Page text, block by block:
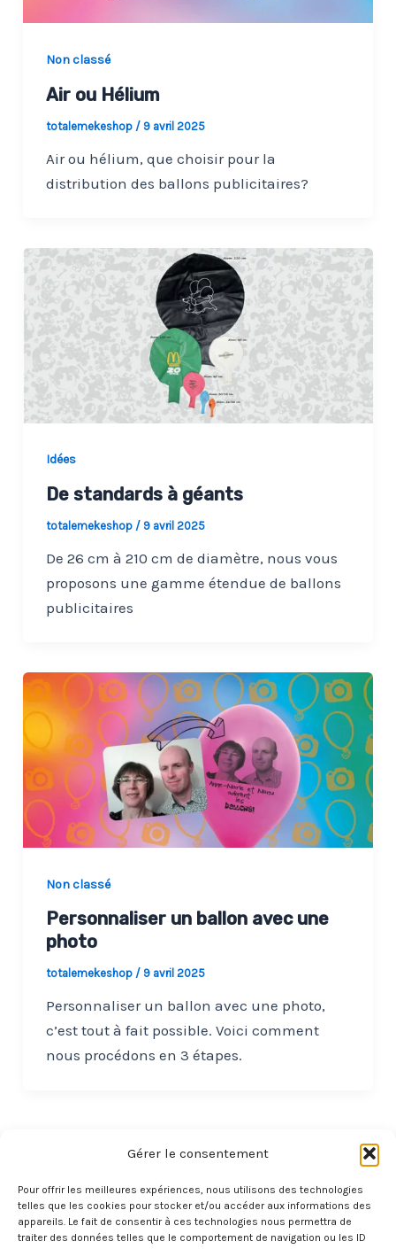
Gérer le consentement
Pour offrir les meilleures expériences, nous utilisons des technologies
telles que les cookies pour stocker et/ou accéder aux informations des
appareils. Le fait de consentir à ces technologies nous permettra de
traiter des données telles que le comportement de navigation ou les ID
Non classé
Air ou Hélium
totalemekeshop / 9 avril 2025
Air ou hélium, que choisir pour la
distribution des ballons publicitaires?
Idées
De standards à géants
totalemekeshop / 9 avril 2025
De 26 cm à 210 cm de diamètre, nous vous
proposons une gamme étendue de ballons
publicitaires
Non classé
Personnaliser un ballon avec une
photo
totalemekeshop / 9 avril 2025
Personnaliser un ballon avec une photo,
c’est tout à fait possible. Voici comment
nous procédons en 3 étapes.
Totalement Ballons Publicitaires-LaTige®